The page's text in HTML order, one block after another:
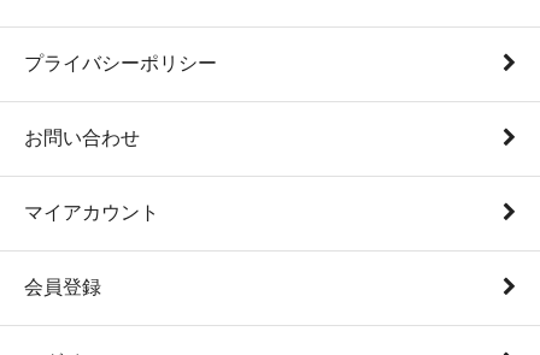
プライバシーポリシー
お問い合わせ
マイアカウント
会員登録